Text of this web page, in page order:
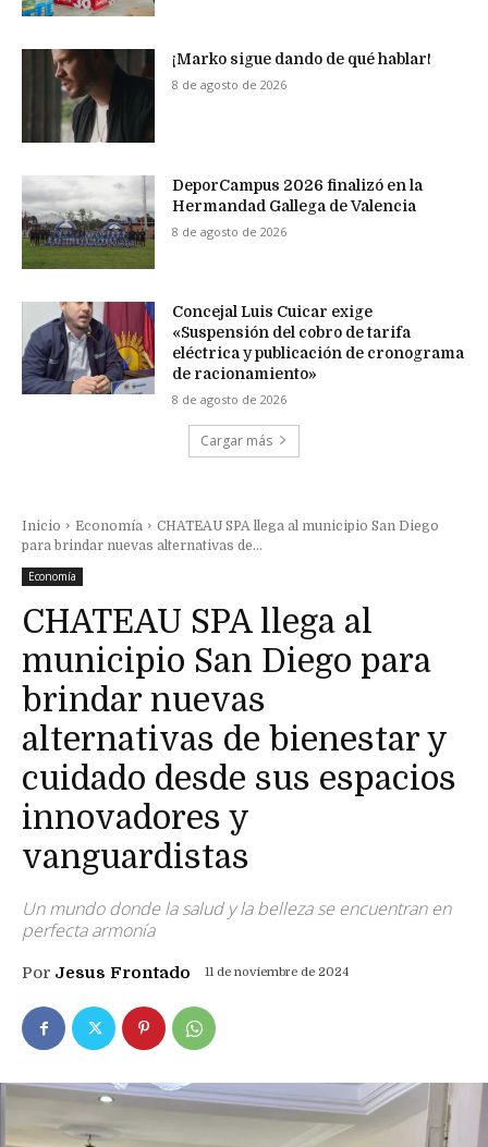
¡Marko sigue dando de qué hablar!
8 de agosto de 2026
DeporCampus 2026 finalizó en la
Hermandad Gallega de Valencia
8 de agosto de 2026
Concejal Luis Cuicar exige
«Suspensión del cobro de tarifa
eléctrica y publicación de cronograma
de racionamiento»
8 de agosto de 2026
Cargar más